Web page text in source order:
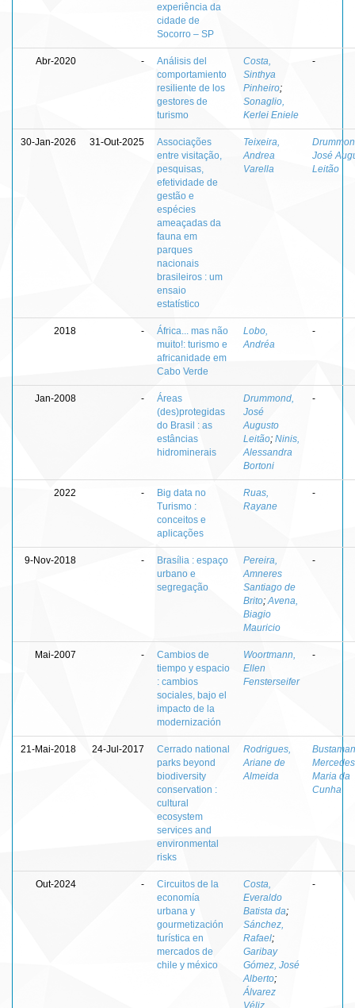
experiência da
cidade de
Socorro – SP
Abr-2020 -
Análisis del
comportamiento
resiliente de los
gestores de
turismo
Costa,
Sinthya
Pinheiro;
Sonaglio,
Kerlei Eniele
-
30-Jan-2026 31-Out-2025
Associações
entre visitação,
pesquisas,
efetividade de
gestão e
espécies
ameaçadas da
fauna em
parques
nacionais
brasileiros : um
ensaio
estatístico
Teixeira,
Andrea
Varella
José
Leitão
2018 -
África... mas não
muito!: turismo e
africanidade em
Cabo Verde
Lobo,
Andréa
-
Jan-2008 -
Áreas
(des)protegidas
do Brasil : as
estâncias
hidrominerais
Drummond,
José
Augusto
Leitão; Ninis,
Alessandra
Bortoni
-
2022 -
Big data no
Turismo :
conceitos e
aplicações
Ruas,
Rayane
-
9-Nov-2018 -
Brasília : espaço
urbano e
segregação
Pereira,
Amneres
Santiago de
Brito; Avena,
Biagio
Mauricio
-
Mai-2007 -
Cambios de
tiempo y espacio
: cambios
sociales, bajo el
impacto de la
modernización
Woortmann,
Ellen
Fensterseifer
-
21-Mai-2018 24-Jul-2017
Cerrado national
parks beyond
biodiversity
conservation :
cultural
ecosystem
services and
environmental
risks
Rodrigues,
Ariane de
Almeida
Mercedes
Maria da
Cunha
Out-2024 -
Circuitos de la
economía
urbana y
gourmetización
turística en
mercados de
chile y méxico
Costa,
Everaldo
Batista da;
Sánchez,
Rafael;
Garibay
Gómez, José
Alberto;
Álvarez
Véliz,
-